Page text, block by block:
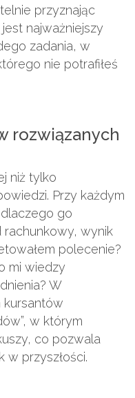
przyznając
najważniejszy
zadania, w
nie potrafiłeś
rozwiązanych
niż tylko
Przy każdym
go
rachunkowy, wynik
polecenie?
mi wiedzy
W
kursantów
w którym
co pozwala
w przyszłości.